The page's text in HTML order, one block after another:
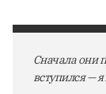
Сначала они
вступился —